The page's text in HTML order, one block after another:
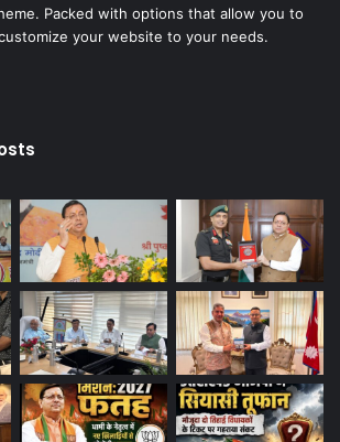
Packed with options that allow you to
your website to your needs.